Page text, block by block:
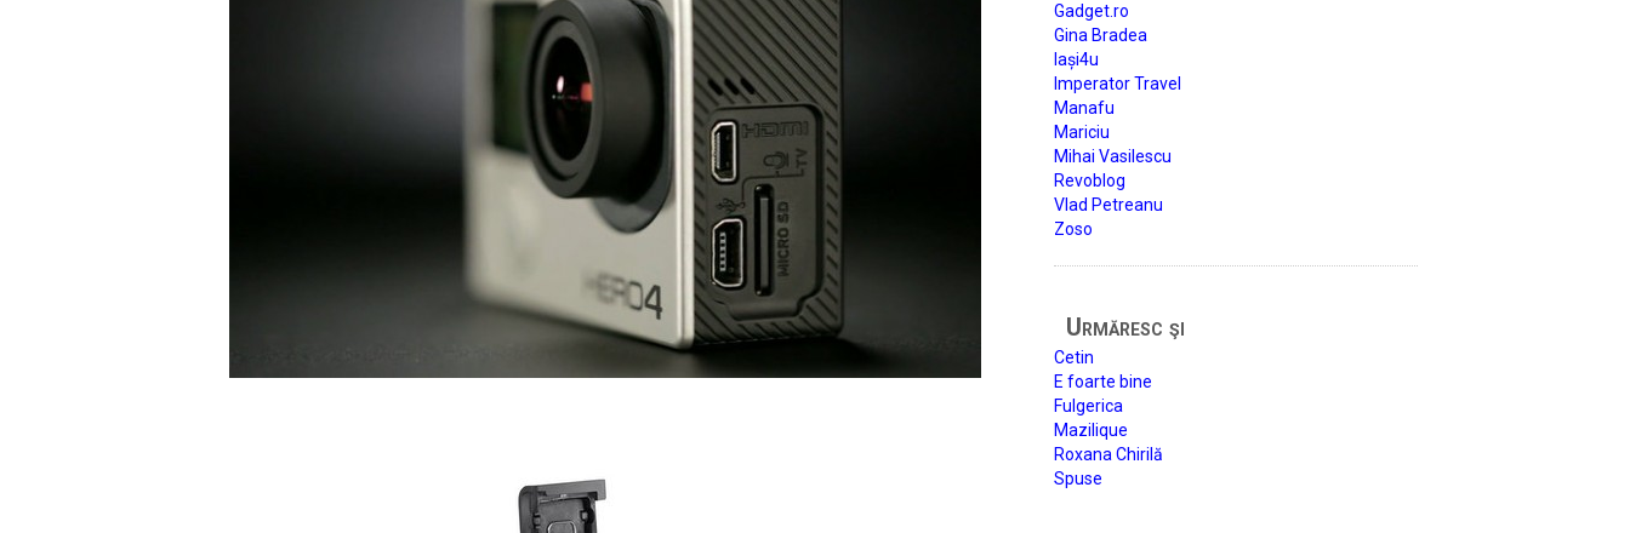
Gadget.ro
Gina Bradea
Iași4u
Imperator Travel
Manafu
Mariciu
Mihai Vasilescu
Revoblog
Vlad Petreanu
Zoso
Urmăresc şi
Cetin
E foarte bine
Fulgerica
Mazilique
Roxana Chirilă
Spuse